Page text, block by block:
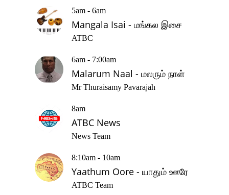
5am - 6am
Mangala Isai - மங்கல இசை
ATBC
6am - 7:00am
Malarum Naal - மலரும் நாள்
Mr Thuraisamy Pavarajah
8am
ATBC News
News Team
8:10am - 10am
Yaathum Oore - யாதும் ஊரே
ATBC Team